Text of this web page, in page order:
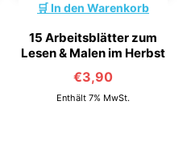
In den Warenkorb
15 Arbeitsblätter zum
Lesen & Malen im Herbst
€3,90
Enthält 7% MwSt.